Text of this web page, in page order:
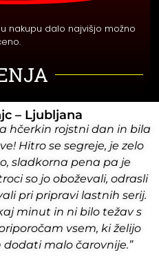
nakupu dalo najvišjo možno
– Ljubljana
hčerkin rojstni dan in bila
Hitro se segreje, je zelo
sladkorna pena pa je
so jo oboževali, odrasli
pri pripravi lastnih serij.
minut in ni bilo težav s
vsem, ki želijo
malo čarovnije.”